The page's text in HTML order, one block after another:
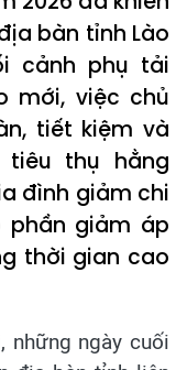
bàn tỉnh Lào
cảnh phụ tải
mới, việc chủ
tiết kiệm và
thụ hằng
đình giảm chi
giảm áp
thời gian cao
những ngày cuối